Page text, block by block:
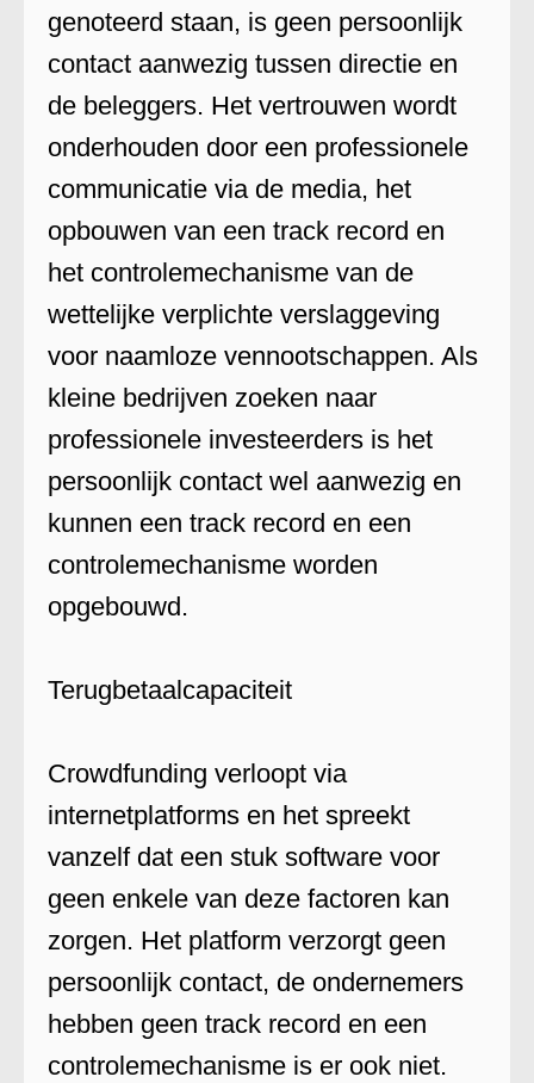
genoteerd staan, is geen persoonlijk
contact aanwezig tussen directie en
de beleggers. Het vertrouwen wordt
onderhouden door een professionele
communicatie via de media, het
opbouwen van een track record en
het controlemechanisme van de
wettelijke verplichte verslaggeving
voor naamloze vennootschappen. Als
kleine bedrijven zoeken naar
professionele investeerders is het
persoonlijk contact wel aanwezig en
kunnen een track record en een
controlemechanisme worden
opgebouwd.
Terugbetaalcapaciteit
Crowdfunding verloopt via
internetplatforms en het spreekt
vanzelf dat een stuk software voor
geen enkele van deze factoren kan
zorgen. Het platform verzorgt geen
persoonlijk contact, de ondernemers
hebben geen track record en een
controlemechanisme is er ook niet.